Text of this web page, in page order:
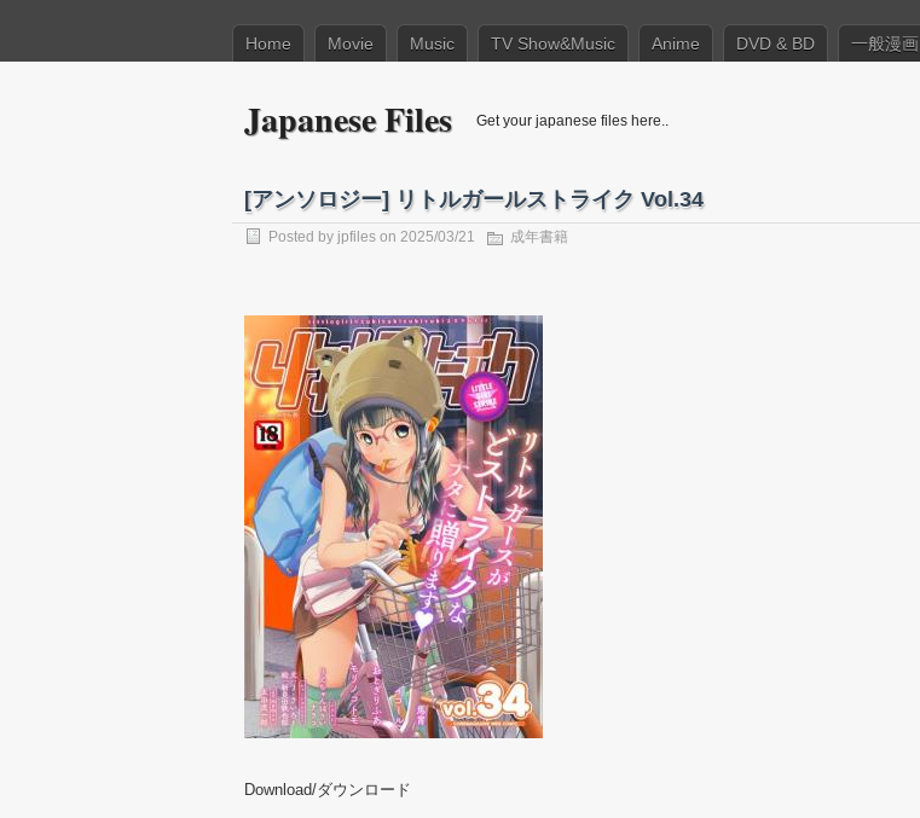
Home Movie Music TV Show&Music Anime DVD & BD 一般漫画
Japanese Files Get your japanese files here..
[アンソロジー] リトルガールストライク Vol.34
Posted by jpfiles on 2025/03/21 成年書籍
Download/ダウンロード